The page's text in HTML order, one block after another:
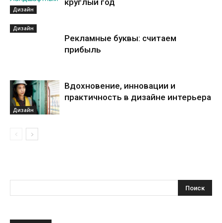
Дизайн
круглый год
Дизайн
Рекламные буквы: считаем
прибыль
Дизайн
Вдохновение, инновации и
практичность в дизайне интерьера